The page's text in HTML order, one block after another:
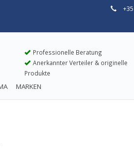
Professionelle Beratung
Anerkannter Verteiler & originelle
Produkte
MARKEN